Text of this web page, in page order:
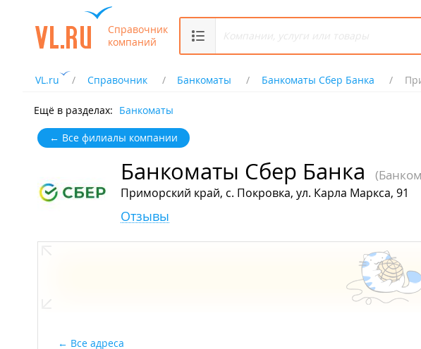
Справочник
компаний
VL.ru Справочник Банкоматы Банкоматы Сбер Банка
Ещё в разделах: Банкоматы
← Все филиалы компании
Банкоматы Сбер Банка
Приморский край, с. Покровка, ул. Карла Маркса, 91
Отзывы
Все адреса